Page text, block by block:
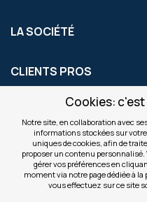
Cookies:
Notre site, en collaboration avec
informations stockées sur
uniques de cookies, afin de
proposer un contenu
gérer vos préférences en
moment via notre page dédiée à
vous effectuez sur ce site
LA SOCIÉTÉ
CLIENTS PROS
S'INSCRIRE AUX OFFRES
Inscription
notre
newsletter